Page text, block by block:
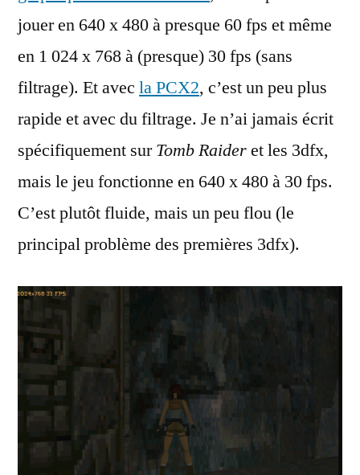
jouer en 640 x 480 à presque 60 fps et même
en 1 024 x 768 à (presque) 30 fps (sans
filtrage). Et avec la PCX2, c’est un peu plus
rapide et avec du filtrage. Je n’ai jamais écrit
spécifiquement surTomb Raideret les 3dfx,
mais le jeu fonctionne en 640 x 480 à 30 fps.
C’est plutôt fluide, mais un peu flou (le
principal problème des premières 3dfx).